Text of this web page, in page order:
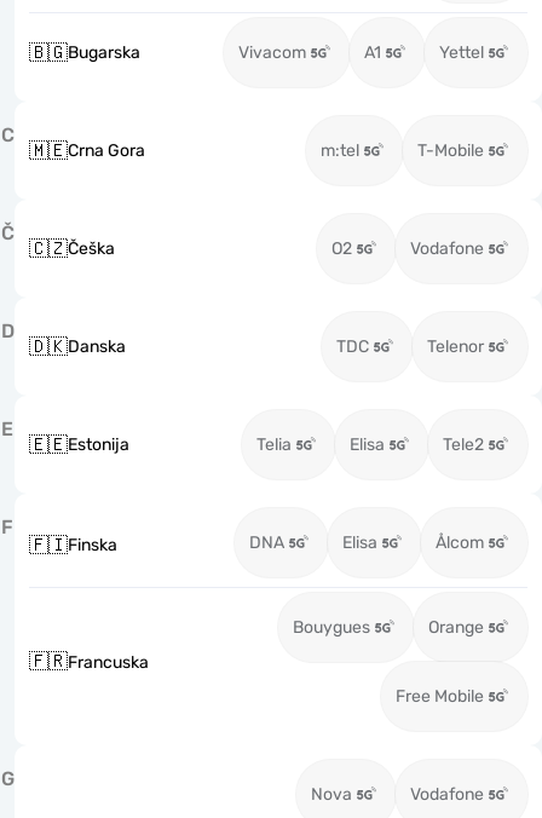
🇧🇬Bugarska Vivacom A1 Yettel
C
🇲🇪Crna Gora m:tel T-Mobile
Č
🇨🇿Češka O2 Vodafone
D
🇩🇰Danska TDC Telenor
E
🇪🇪Estonija Telia Elisa Tele2
F
🇫🇮Finska DNA Elisa Ålcom
🇫🇷Francuska
Bouygues Orange
Free Mobile
G
Nova Vodafone